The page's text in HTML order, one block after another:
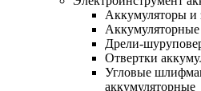
Аккумуляторы и
Аккумуляторные
Дрели-
Отвертки
Угловые
аккумуляторные